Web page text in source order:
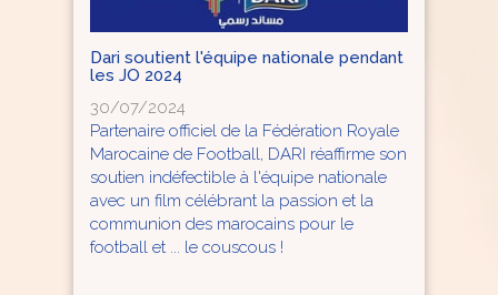
Dari soutient l'équipe nationale pendant
les JO 2024
30/07/2024
Partenaire officiel de la Fédération Royale
Marocaine de Football, DARI réaffirme son
soutien indéfectible à l'équipe nationale
avec un film célébrant la passion et la
communion des marocains pour le
football et ... le couscous !